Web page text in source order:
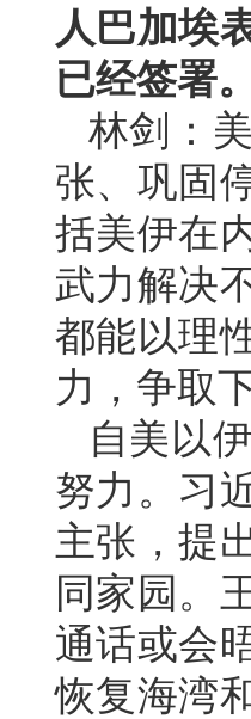
人巴加埃
已经签署
林剑：
张、巩固
括美伊在
武力解决
都能以理
力，争取
自美以
努力。习
主张，提
同家园。
通话或会
恢复海湾